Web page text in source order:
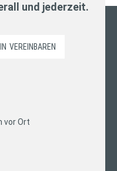
und jederzeit.
VEREINBAREN
vor Ort